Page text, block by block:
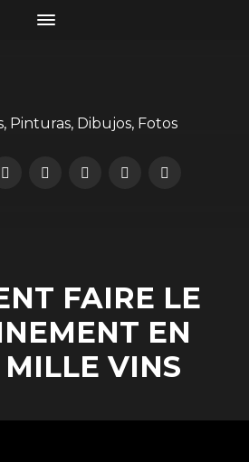
Pinturas, Dibujos, Fotos
FAIRE LE
EN
VINS